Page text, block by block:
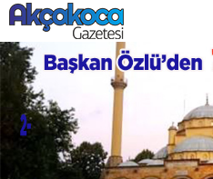
DEVREDİLİYOR